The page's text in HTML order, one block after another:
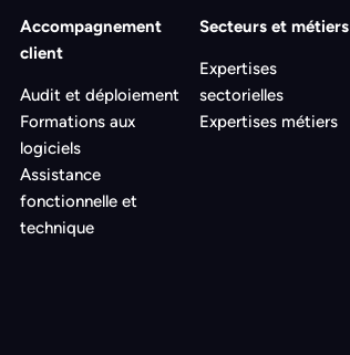
Accompagnement
client
Audit et déploiement
Formations aux
logiciels
Assistance
fonctionnelle et
technique
Secteurs et métiers
Expertises
sectorielles
Expertises métiers